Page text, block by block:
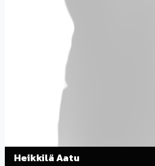
Heikkilä Aatu